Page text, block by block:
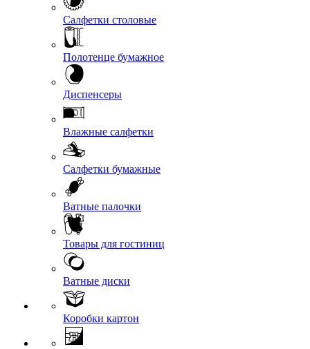
Салфетки столовые
Полотенце бумажное
Диспенсеры
Влажные салфетки
Салфетки бумажные
Ватные палочки
Товары для гостиниц
Ватные диски
Коробки картон